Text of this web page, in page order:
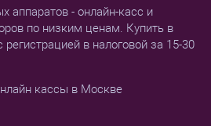
аппаратов - онлайн-касс и
по низким ценам. Купить в
регистрацией в налоговой за 15-30
кассы в Москве